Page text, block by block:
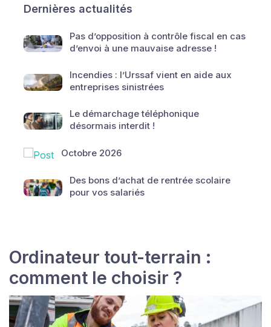
Dernières actualités
Pas d’opposition à contrôle fiscal en cas
d’envoi à une mauvaise adresse !
Incendies : l’Urssaf vient en aide aux
entreprises sinistrées
Le démarchage téléphonique
désormais interdit !
Octobre 2026
Des bons d’achat de rentrée scolaire
pour vos salariés
Ordinateur tout-terrain :
comment le choisir ?